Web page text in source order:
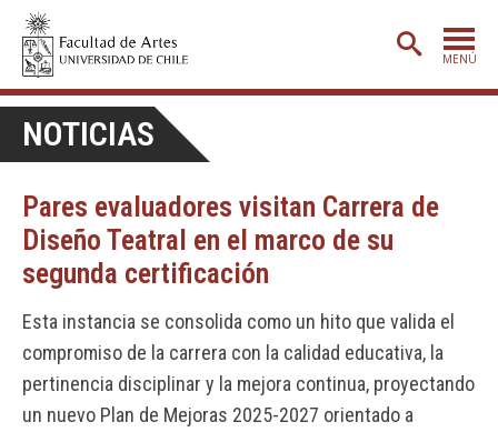
MENÚ
ADMISIÓN
ETAPA BÁSICA
CARRERAS
POSTGRADO
EXTENSIÓN
CREACIÓNE INVESTIGACIÓN
BIBLIOTECA
NOTICIAS
Pares evaluadores visitan Carrera de
Diseño Teatral en el marco de su
segunda certificación
Esta instancia se consolida como un hito que valida el
compromiso de la carrera con la calidad educativa, la
pertinencia disciplinar y la mejora continua, proyectando
un nuevo Plan de Mejoras 2025-2027 orientado a